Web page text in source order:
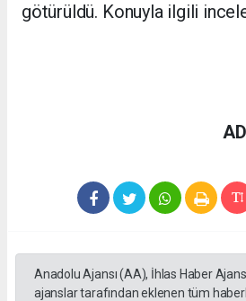
götürüldü. Konuyla ilgili
Anadolu Ajansı (AA), İhlas Haber
ajanslar tarafından eklenen tüm